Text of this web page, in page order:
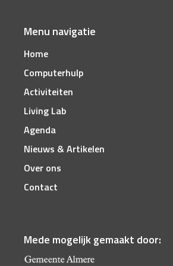
Menu navigatie
Home
Computerhulp
Activiteiten
Living Lab
Agenda
Nieuws & Artikelen
Over ons
Contact
Mede mogelijk gemaakt door: